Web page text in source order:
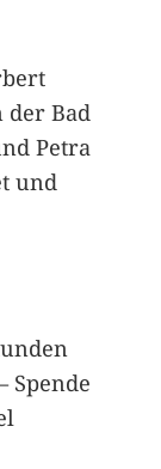
der Bad
Petra
und
Spende